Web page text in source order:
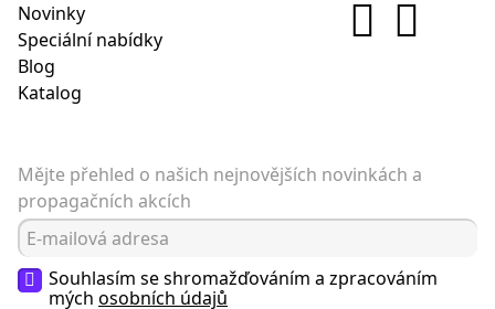
Novinky
Speciální nabídky
Blog
Katalog
Mějte přehled o našich nejnovějších novinkách a
propagačních akcích
Souhlasím se shromažďováním a zpracováním
mých osobních údajů